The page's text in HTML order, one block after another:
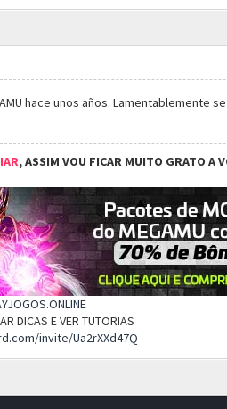
hace unos años. Lamentablemente
, ASSIM VOU FICAR MUITO GRATO A
DICAS E VER TUTORIAS
invite/Ua2rXXd47Q